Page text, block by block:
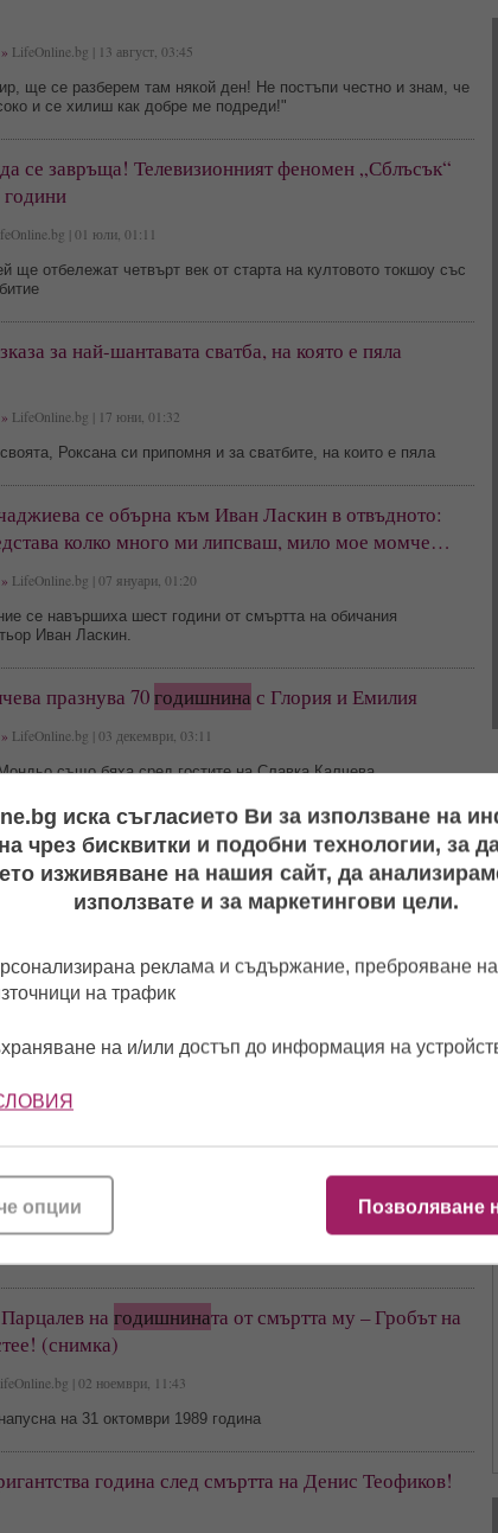
LifeOnline.bg | 13 август, 03:45
ще се разберем там някой ден! Не постъпи честно и знам, че
и се хилиш как добре ме подреди!"
се завръща! Телевизионният феномен „Сблъсък“
години
| 01 юли, 01:11
ще отбележат четвърт век от старта на култовото токшоу със
за най-шантавата сватба, на която е пяла
LifeOnline.bg | 17 юни, 01:32
Роксана си припомня и за сватбите, на които е пяла
се обърна към Иван Ласкин в отвъдното:
колко много ми липсваш, мило мое момче…
LifeOnline.bg | 07 януари, 01:20
се навършиха шест години от смъртта на обичания
Иван Ласкин.
празнува 70годишнина с Глория и Емилия
LifeOnline.bg | 03 декември, 03:11
също бяха сред гостите на Славка Калчева
пост синът на Майкъл Джексън отдаде почит пред
на 15-атагодишнинаот неговата смърт
| 27 юни, 11:01
на Мастера се събират на гроба му
| 28 ноември, 04:04
| 12 септември, 03:19
Club става на четвърт век
на годишнината от смъртта му – Гробът на
(снимка)
| 02 ноември, 11:43
на 31 октомври 1989 година
година след смъртта на Денис Теофиков!
иска съгласието Ви за използване на
чрез бисквитки и подобни технологии, за
изживяване на нашия сайт, да
използвате и за маркетингови цели.
реклама и съдържание, преброяване
на трафик
на и/или достъп до информация на
Позволяване
опции